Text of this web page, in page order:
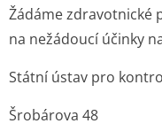
Žádáme zdravotnické
na nežádoucí účinky
Státní ústav pro
Šrobárova 48